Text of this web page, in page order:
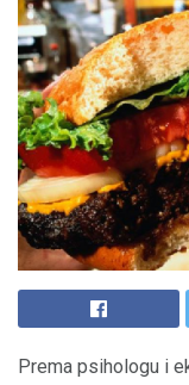
Prema psihologu i